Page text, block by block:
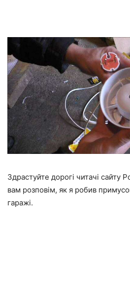
Здрастуйте дорогі читачі сайту
вам розповім, як я робив
гаражі.